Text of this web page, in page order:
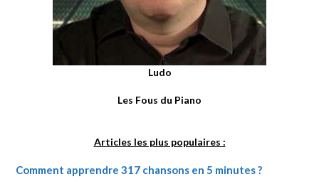
Ludo
Les Fous du Piano
Articles les plus populaires :
Comment apprendre 317 chansons en 5 minutes ?